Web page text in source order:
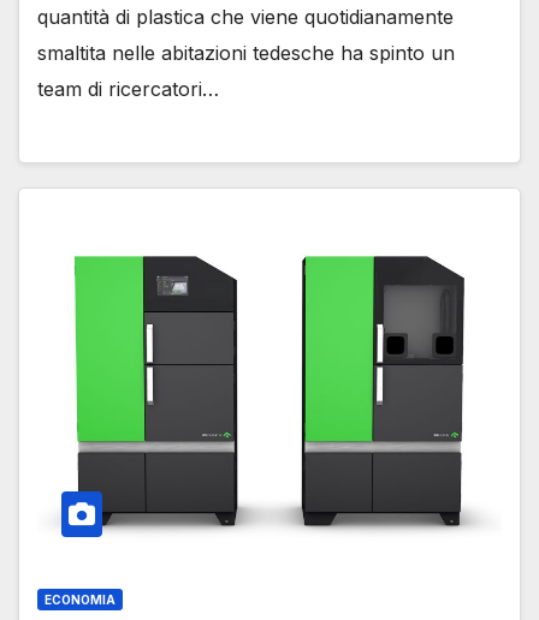
quantità di plastica che viene quotidianamente
smaltita nelle abitazioni tedesche ha spinto un
team di ricercatori…
ECONOMIA